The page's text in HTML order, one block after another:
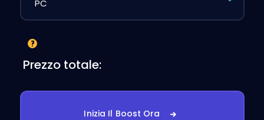
Prezzo totale:
Inizia Il Boost Ora